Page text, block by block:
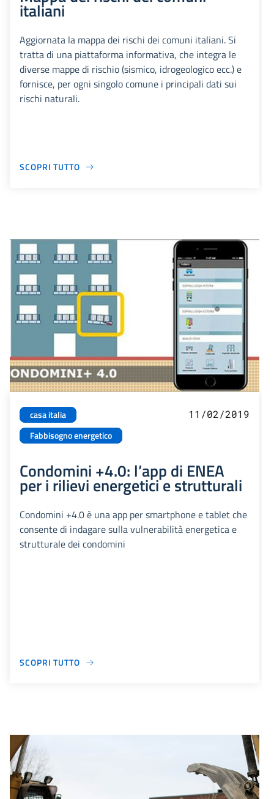
italiani
Aggiornata la mappa dei rischi dei comuni italiani. Si
tratta di una piattaforma informativa, che integra le
diverse mappe di rischio (sismico, idrogeologico ecc.) e
fornisce, per ogni singolo comune i principali dati sui
rischi naturali.
SCOPRI TUTTO
casa italia
Fabbisogno energetico
11/02/2019
Condomini +4.0: l’app di ENEA
per i rilievi energetici e strutturali
Condomini +4.0 è una app per smartphone e tablet che
consente di indagare sulla vulnerabilità energetica e
strutturale dei condomini
SCOPRI TUTTO